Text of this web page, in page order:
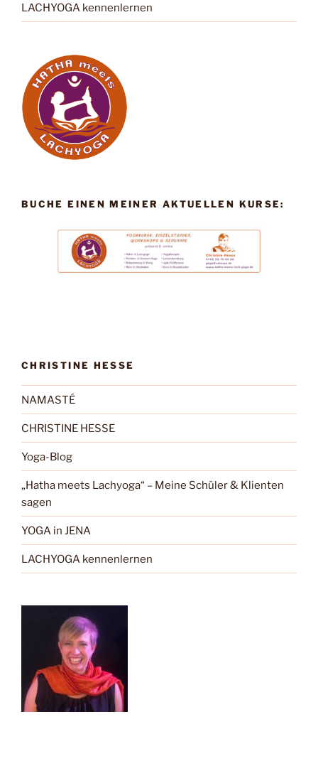
LACHYOGA kennenlernen
BUCHE EINEN MEINER AKTUELLEN KURSE:
CHRISTINE HESSE
NAMASTÉ
CHRISTINE HESSE
Yoga-Blog
„Hatha meets Lachyoga“ – Meine Schüler & Klienten
sagen
YOGA in JENA
LACHYOGA kennenlernen